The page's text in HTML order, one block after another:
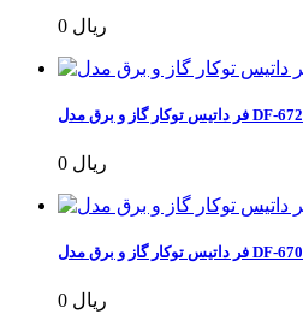
0 ریال
فر داتیس توکار گاز و برق مدل DF-672
0 ریال
فر داتیس توکار گاز و برق مدل DF-670
0 ریال